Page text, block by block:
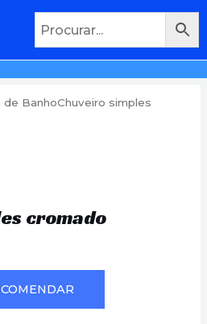
de BanhoChuveiro simples
cromado